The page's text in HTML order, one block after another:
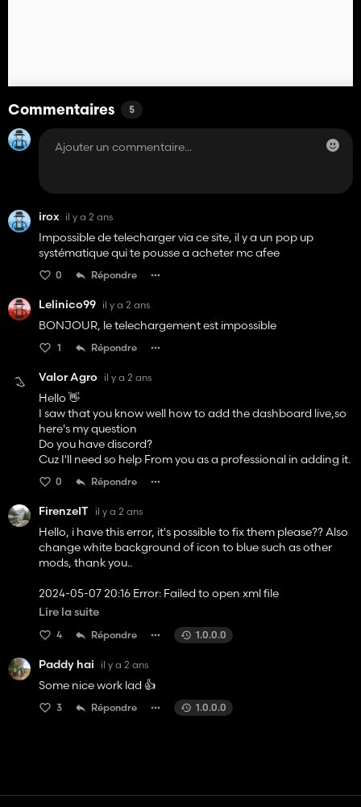
Commentaires 5
irox il y a 2 ans
Impossible de telecharger via ce site, il y a un pop up
systématique qui te pousse a acheter mc afee
0 Répondre
Lelinico99 il y a 2 ans
BONJOUR, le telechargement est impossible
1 Répondre
Valor Agro il y a 2 ans
Hello 👋
I saw that you know well how to add the dashboard live,so
here's my question
Do you have discord?
Cuz I'll need so help From you as a professional in adding it.
0 Répondre
FirenzeIT il y a 2 ans
Hello, i have this error, it's possible to fix them please?? Also
change white background of icon to blue such as other
mods, thank you..
2024-05-07 20:16 Error: Failed to open xml file
'C:/Users/User/Documents/My
Games/FarmingSimulator2022/mods/FS22_Deutz_AgroSt
ar_671/xml/deutzAgroStar681_powershift.xml'.
Lire la suite
4 Répondre 1.0.0.0
Paddy hai il y a 2 ans
Some nice work lad 👍
3 Répondre 1.0.0.0